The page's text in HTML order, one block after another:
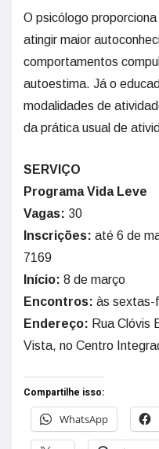
O psicólogo
atingir maior
comportamentos
autoestima. Já o
modalidades de
da prática usual de
SERVIÇO
Programa Vida Leve
Vagas: 30
Inscrições: até 6 de
7169
Início: 8 de março
Encontros: às sextas-
Endereço: Rua Clóvis
Vista, no Centro
Compartilhe isso:
WhatsApp